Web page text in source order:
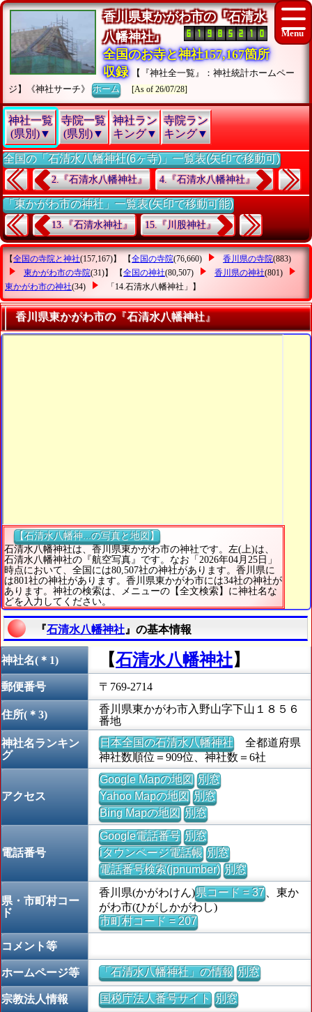
香川県東かがわ市の『石清水
八幡神社』
全国のお寺と神社157,167箇所
収録
【『神社全一覧』：神社統計ホームペー
ジ】《神社サーチ》ホーム [As of 26/07/28]
神社一覧
(県別)▼
寺院一覧
(県別)▼
神社ラン
キング▼
寺院ラン
キング▼
全国の「石清水八幡神社(6ヶ寺)」一覧表(矢印で移動可)
2.『石清水八幡神社』 4.『石清水八幡神社』
「東かがわ市の神社」一覧表(矢印で移動可能)
13.『石清水神社』 15.『川股神社』
【全国の寺院と神社(157,167)】 【全国の寺院(76,660) 香川県の寺院(883)
東かがわ市の寺院(31)】 【全国の神社(80,507) 香川県の神社(801)
東かがわ市の神社(34) 「14.石清水八幡神社」 】
香川県東かがわ市の『石清水八幡神社』
【石清水八幡神...の写真と地図】
石清水八幡神社は、香川県東かがわ市の神社です。左(上)は、
石清水八幡神社の『航空写真』です。なお「2026年04月25日」
時点において、全国には80,507社の神社があります。香川県に
は801社の神社があります。香川県東かがわ市には34社の神社が
あります。神社の検索は、メニューの【全文検索】に神社名な
どを入力してください。
『石清水八幡神社 』の基本情報
神社名(＊1) 【石清水八幡神社】
郵便番号 〒769-2714
住所(＊3)
香川県東かがわ市入野山字下山１８５６
番地
神社名ランキン
グ
日本全国の石清水八幡神社全都道府県
神社数順位＝909位、神社数＝6社
アクセス
Google Mapの地図 別窓
Yahoo Mapの地図 別窓
Bing Mapの地図 別窓
電話番号
Google電話番号 別窓
iタウンページ電話帳 別窓
電話番号検索(jpnumber) 別窓
県・市町村コー
ド
香川県(かがわけん)県コード = 37、東か
がわ市(ひがしかがわし)
市町村コード = 207
コメント等
ホームページ等 「石清水八幡神社」の情報 別窓
宗教法人情報 国税庁法人番号サイト 別窓